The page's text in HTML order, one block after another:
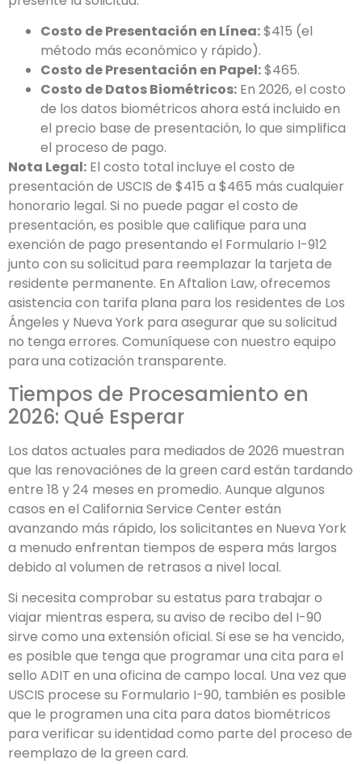
Costo de Presentación en Línea:$415 (el
método más económico y rápido).
Costo de Presentación en Papel:$465.
Costo de Datos Biométricos: En 2026, el costo
de los datos biométricos ahora está incluido en
el precio base de presentación, lo que simplifica
el proceso de pago.
Nota Legal: El costo total incluye el costo de
presentación de USCIS de $415 a $465 más cualquier
honorario legal. Si no puede pagar el costo de
presentación, es posible que califique para una
exención de pago presentando el Formulario I-912
junto con su solicitud para reemplazar la tarjeta de
residente permanente. En Aftalion Law, ofrecemos
asistencia con tarifa plana para los residentes de Los
Ángeles y Nueva York para asegurar que su solicitud
no tenga errores. Comuníquese con nuestro equipo
para una cotización transparente.
Tiempos de Procesamiento en
2026: Qué Esperar
Los datos actuales para mediados de 2026 muestran
que las renovaciónes de la green card están tardando
entre 18 y 24 meses en promedio. Aunque algunos
casos en el California Service Center están
avanzando más rápido, los solicitantes en Nueva York
a menudo enfrentan tiempos de espera más largos
debido al volumen de retrasos a nivel local.
Si necesita comprobar su estatus para trabajar o
viajar mientras espera, su aviso de recibo del I-90
sirve como una extensión oficial. Si ese se ha vencido,
es posible que tenga que programar una cita para el
sello ADIT en una oficina de campo local. Una vez que
USCIS procese su Formulario I-90, también es posible
que le programen una cita para datos biométricos
para verificar su identidad como parte del proceso de
reemplazo de la green card.